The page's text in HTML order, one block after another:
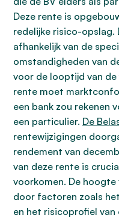
Deze rente is
redelijke risico-opslag.
afhankelijk van de
omstandigheden van
voor de looptijd van de
rente moet
een bank zou rekenen
een particulier. De
rentewijzigingen
rendement van
van deze rente is
voorkomen. De
door factoren zoals
en het risicoprofiel van